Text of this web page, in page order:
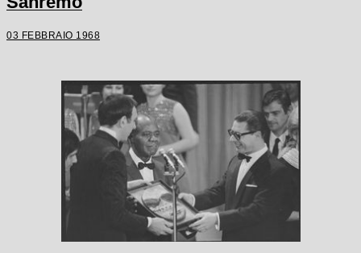
03 FEBBRAIO 1968